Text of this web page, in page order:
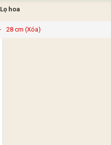
Lọ hoa
28 cm (Xóa)